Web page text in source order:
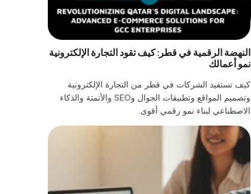
النهضة الرقمية في قطر: كيف تقود التجارة الإلكترونية
نمو أعمالك
كيف تستفيد الشركات في قطر من التجارة الإلكترونية
وتصميم المواقع وتطبيقات الجوال وSEO والأتمتة والذكاء
الاصطناعي لبناء نمو رقمي أقوى.